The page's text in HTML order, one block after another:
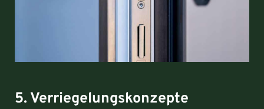
5. Verriegelungskonzepte